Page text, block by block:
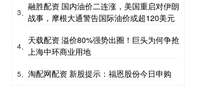
3、
融胜配资 国内油价二连涨，美国重启对伊朗
战事，摩根大通警告国际油价或超120美元
4、
天载配资 溢价80%强势出圈！巨头为何争抢
上海中环商业用地
5、 淘配网配资 新股提示：福恩股份今日申购